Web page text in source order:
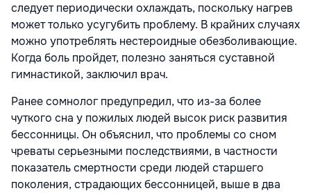
следует периодически охлаждать, поскольку нагрев
может только усугубить проблему. В крайних случаях
можно употреблять нестероидные обезболивающие.
Когда боль пройдет, полезно заняться суставной
гимнастикой, заключил врач.
Ранее сомнолог предупредил, что из-за более
чуткого сна у пожилых людей высок риск развития
бессонницы. Он объяснил, что проблемы со сном
чреваты серьезными последствиями, в частности
показатель смертности среди людей старшего
поколения, страдающих бессонницей, выше в два